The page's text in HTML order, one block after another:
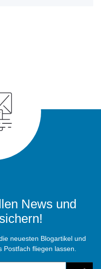
News und
neuesten Blogartikel und
fliegen lassen.